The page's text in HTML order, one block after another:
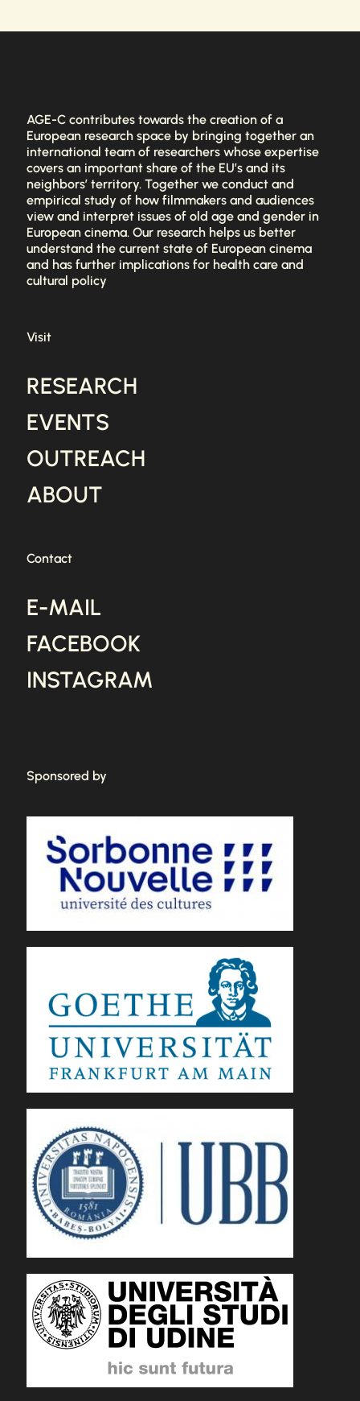
AGE-C contributes towards the creation of a
European research space by bringing together an
international team of researchers whose expertise
covers an important share of the EU’s and its
neighbors’ territory. Together we conduct and
empirical study of how filmmakers and audiences
view and interpret issues of old age and gender in
European cinema. Our research helps us better
understand the current state of European cinema
and has further implications for health care and
cultural policy
Visit
RESEARCH
EVENTS
OUTREACH
ABOUT
Contact
E-MAIL
FACEBOOK
INSTAGRAM
Sponsored by